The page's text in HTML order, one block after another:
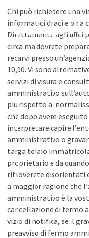
Chi può richiedere una
informatici di aci e p.r.a
Direttamente agli uffci
circa ma dovrete
recarvi presso
10,00. Vi sono
servizi di visura e
amministrativo
più rispetto ai
che dopo avere
interpretare capire
amministrativo o
targa telaio
proprietario e da
ritroverete disorientati
a maggior ragione che
amministrativo è la
cancellazione di fermo
vizio di notifica, se il
preavviso di fermo